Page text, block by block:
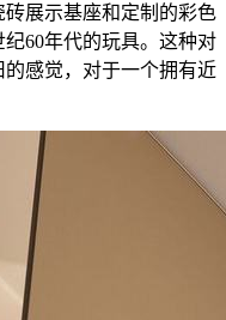
展示基座和定制的彩色
60年代的玩具。这种对
感觉，对于一个拥有近